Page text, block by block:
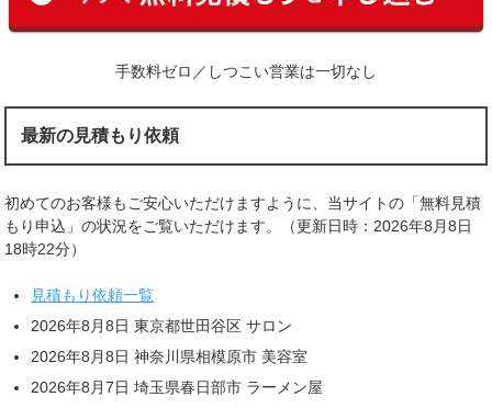
手数料ゼロ／しつこい営業は一切なし
最新の見積もり依頼
初めてのお客様もご安心いただけますように、当サイトの「無料見積
もり申込」の状況をご覧いただけます。（更新日時：2026年8月8日
18時22分）
見積もり依頼一覧
2026年8月8日 東京都世田谷区 サロン
2026年8月8日 神奈川県相模原市 美容室
2026年8月7日 埼玉県春日部市 ラーメン屋